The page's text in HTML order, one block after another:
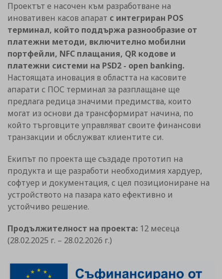
Проектът е насочен към разработване на
иновативен касов апарат с интегриран POS
терминал, който поддържа разнообразие от
платежни методи, включително мобилни
портфейли, NFC плащания, QR кодове и
платежни системи на PSD2 - open banking.
Настоящата иновация в областта на касовите
апарати с ПОС терминал за разплащане ще
предлага редица значими предимства, които
могат из основи да трансформират начина, по
който търговците управляват своите финансови
транзакции и обслужват клиентите си.
Екипът по проекта ще създаде прототип на
продукта и ще разработи необходимия хардуер,
софтуер и документация, с цел позициониране на
устройството на пазара като ефективно и
устойчиво решение.
Продължителност на проекта: 12 месеца
(28.02.2025 г. – 28.02.2026 г.)